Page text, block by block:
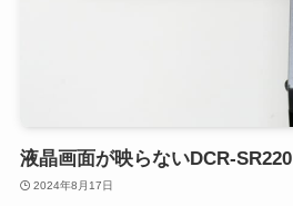
液晶画面が映らないDCR-SR220
2024年8月17日